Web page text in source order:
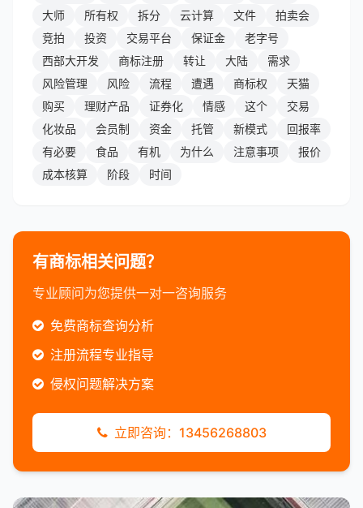
大师
所有权 拆分 云计算 文件
拍卖会
竞拍
投资 交易平台 保证金
老字号
西部大开发
商标注册 转让 大陆
需求
风险管理
风险 流程 遭遇 商标权
天猫
购买
理财产品 证券化 情感 这个
交易
化妆品
会员制 资金 托管 新模式
回报率
有必要
食品 有机 为什么 注意事项
报价
成本核算
阶段 时间
有商标相关问题？
专业顾问为您提供一对一咨询服务
免费商标查询分析
注册流程专业指导
侵权问题解决方案
立即咨询：13456268803